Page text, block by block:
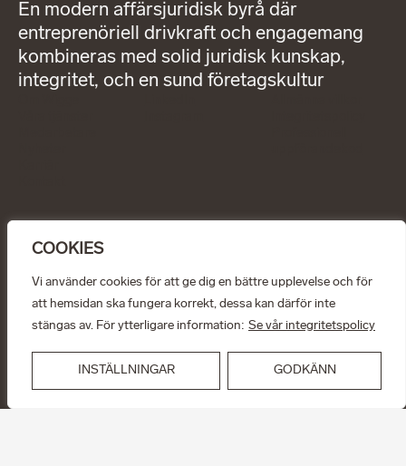
COOKIES
Vi använder cookies för att ge dig en bättre upplevelse och för
att hemsidan ska fungera korrekt, dessa kan därför inte
stängas av. För ytterligare information: Se vår integritetspolicy
INSTÄLLNINGAR GODKÄNN
En modern affärsjuridisk byrå där
entreprenöriell drivkraft och engagemang
kombineras med solid juridisk kunskap,
integritet, och en sund företagskultur
info@wiggepartners.se
+46 (0)722 11 65 15
SE–111 45 Stockholm